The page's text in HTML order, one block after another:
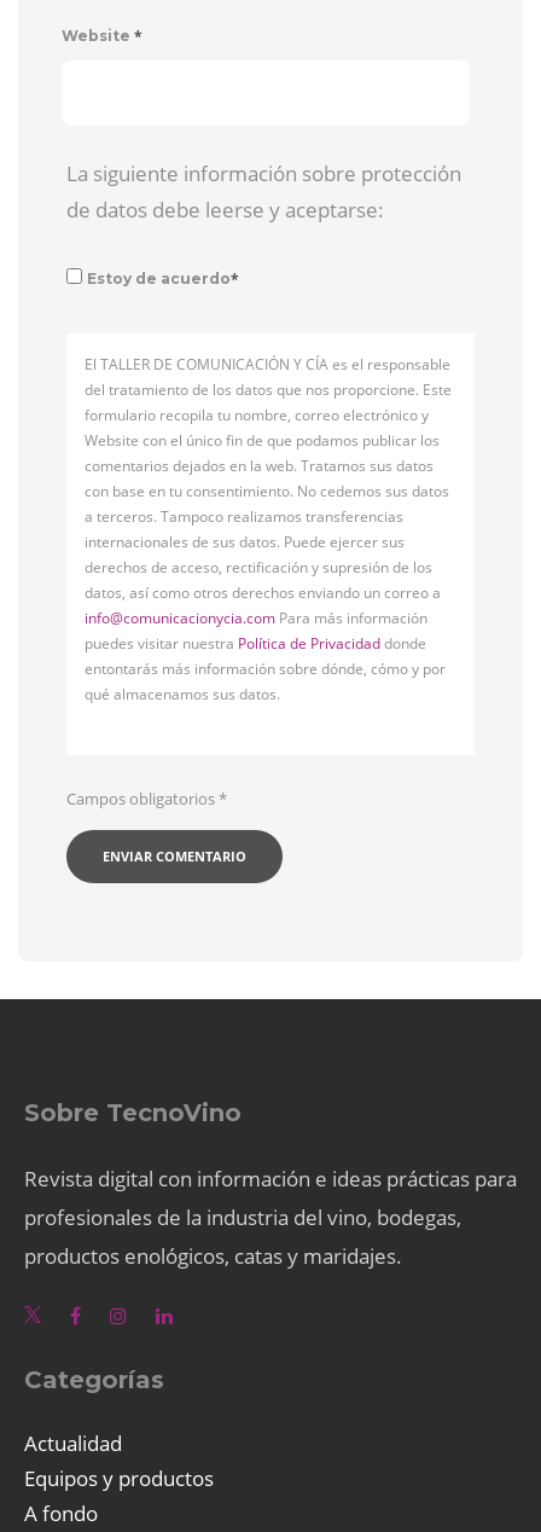
Website *
La siguiente información sobre protección
de datos debe leerse y aceptarse:
Estoy de acuerdo*
El TALLER DE COMUNICACIÓN Y CÍA es el responsable
del tratamiento de los datos que nos proporcione. Este
formulario recopila tu nombre, correo electrónico y
Website con el único fin de que podamos publicar los
comentarios dejados en la web. Tratamos sus datos
con base en tu consentimiento. No cedemos sus datos
a terceros. Tampoco realizamos transferencias
internacionales de sus datos. Puede ejercer sus
derechos de acceso, rectificación y supresión de los
datos, así como otros derechos enviando un correo a
info@comunicacionycia.com Para más información
puedes visitar nuestra Política de Privacidaddonde
entontarás más información sobre dónde, cómo y por
qué almacenamos sus datos.
Campos obligatorios*
Sobre TecnoVino
Revista digital con información e ideas prácticas para
profesionales de la industria del vino, bodegas,
productos enológicos, catas y maridajes.
Categorías
Actualidad
Equipos y productos
A fondo